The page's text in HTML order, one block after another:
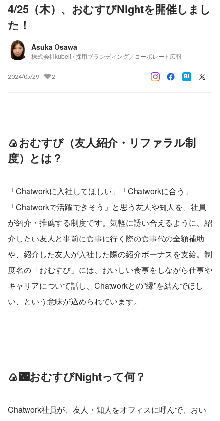
4/25（木）、おむすびNightを開催しまし
た！
Asuka Osawa
株式会社kubell / 採用ブランディング／コーポレート広報
2024/05/29 2
🍙おむすび（友人紹介・リファラル制
度）とは？
「Chatworkに入社してほしい」「Chatworkに合う」
「Chatworkで活躍できそう」と思う友人や知人を、社員
が紹介・推薦する制度です。気軽に誘い合えるように、紹
介したい友人と事前に食事に行く際の食事代の全額補助
や、紹介した友人が入社した際の紹介ボーナスを支給。制
度名の「おむすび」には、おいしい食事をしながら仕事や
キャリアについて話し、Chatworkとの”縁”を結んでほし
い、という意味が込められています。
🍙🌃おむすびNightって何？
Chatwork社員が、友人・知人をオフィスに呼んで、おい